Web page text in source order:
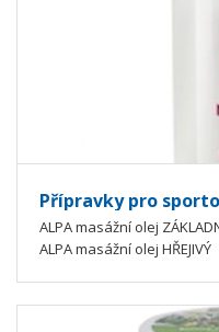
Přípravky pro
ALPA masážní olej
ALPA masážní olej HŘEJIVÝ